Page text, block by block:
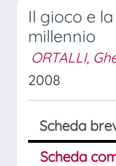
Il gioco e
millennio
ORTALLI,
2008
Scheda
Scheda